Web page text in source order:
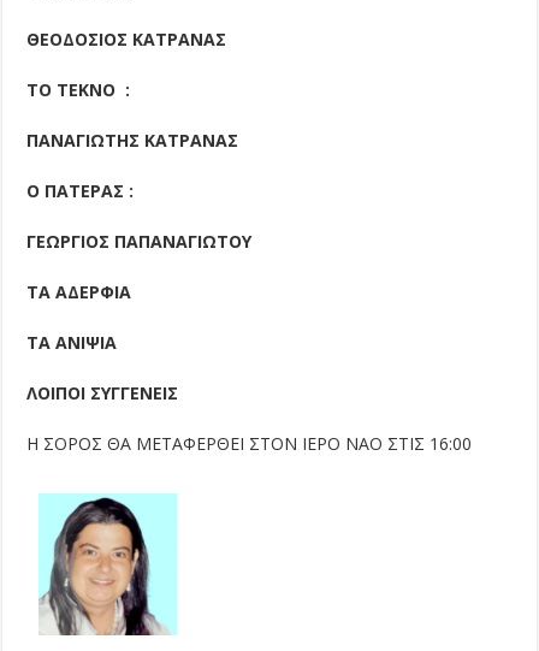
ΘΕΟΔΟΣΙΟΣ ΚΑΤΡΑΝΑΣ
ΤΟ ΤΕΚΝΟ :
ΠΑΝΑΓΙΩΤΗΣ ΚΑΤΡΑΝΑΣ
Ο ΠΑΤΕΡΑΣ :
ΓΕΩΡΓΙΟΣ ΠΑΠΑΝΑΓΙΩΤΟΥ
ΤΑ ΑΔΕΡΦΙΑ
ΤΑ ΑΝΙΨΙΑ
ΛΟΙΠΟΙ ΣΥΓΓΕΝΕΙΣ
Η ΣΟΡΟΣ ΘΑ ΜΕΤΑΦΕΡΘΕΙ ΣΤΟΝ ΙΕΡΟ ΝΑΟ ΣΤΙΣ 16:00